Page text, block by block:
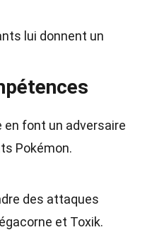
lui donnent un
en font un adversaire
Pokémon.
des attaques
et Toxik.